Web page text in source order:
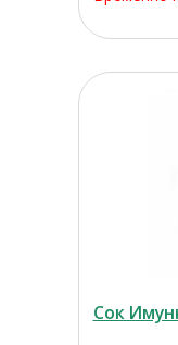
Сок